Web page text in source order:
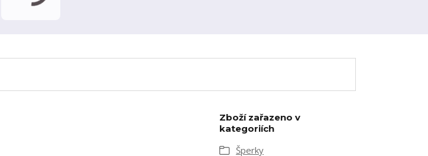
Zboží zařazeno v
kategoriích
Šperky